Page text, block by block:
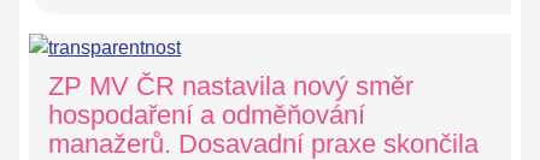
ZP MV ČR nastavila nový směr
hospodaření a odměňování
manažerů. Dosavadní praxe skončila